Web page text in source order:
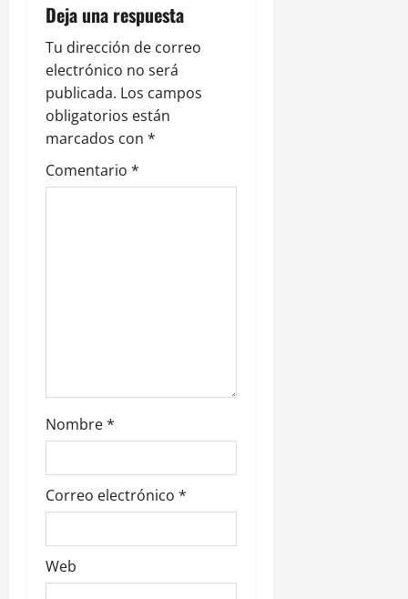
ó
n
d
e
e
a
s
Deja una respuesta
Tu dirección de correo
electrónico no será
publicada. Los campos
obligatorios están
marcados con *
Comentario *
Nombre*
Correo electrónico *
Web